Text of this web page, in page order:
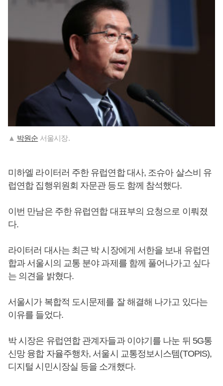
▲ 박원순 서울시장.
미하엘 라이터러 주한 유럽연합 대사, 조슈아 살스비 유
럽연합 집행위원회 자문관 등도 함께 참석했다.
이번 만남은 주한 유럽연합 대표부의 요청으로 이뤄졌
다.
라이터러 대사는 최근 박 시장에게 서한을 보내 유럽연
합과 서울시의 교통 분야 과제를 함께 풀어나가고 싶다
는 의견을 밝혔다.
서울시가 복합적 도시문제를 잘 해결해 나가고 있다는
이유를 들었다.
박 시장은 유럽연합 관계자들과 이야기를 나눈 뒤 5G통
신망 융합 자율주행차, 서울시 교통정보시스템(TOPIS),
디지털 시민시장실 등을 소개했다.